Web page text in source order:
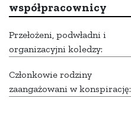
współpracownicy
Przełożeni, podwładni i
organizacyjni koledzy:
Członkowie rodziny
zaangażowani w konspirację: